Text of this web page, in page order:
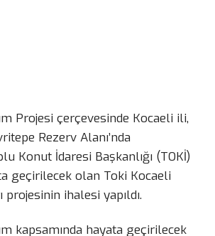
Projesi çerçevesinde Kocaeli ili,
Rezerv Alanı’nda
Konut İdaresi Başkanlığı (TOKİ)
geçirilecek olan Toki Kocaeli
ihalesi yapıldı.
kapsamında hayata geçirilecek